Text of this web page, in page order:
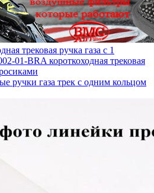
трековая ручка газа с 1
01-BRA короткоходная трековая
ручки газа трек с одним кольцом